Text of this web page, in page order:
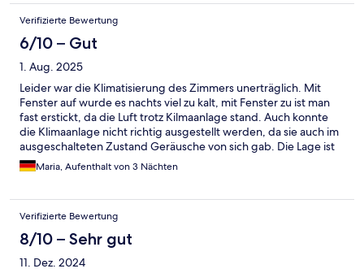
machen. Das Frühstück im Nor’ Loft war ein Highlight – frisch,
abwechslungsreich und mit einem Panoramablick, der den Tag
perfekt startet. Auch abends lohnt sich ein Besuch der Rooftop-
Bar, ideal für einen Drink über den Dächern von Edinburgh. Die
Lage ist unschlagbar: direkt am Bahnhof Waverley, nur wenige
Schritte von der Royal Mile, Princes Street und vielen
Sehenswürdigkeiten entfernt. Trotzdem war es angenehm
ruhig und erholsam. Kurz gesagt: Das Market Street Hotel
verbindet Stil, Komfort und herausragenden Service zu einem
Erlebnis, das man so schnell nicht vergisst. Wir kommen definitiv
wieder und können es jedem empfehlen, der Edinburgh auf
besondere Weise erleben möchte.
Verifizierte Bewertung
6/10 – Gut
1. Aug. 2025
Leider war die Klimatisierung des Zimmers unerträglich. Mit
Fenster auf wurde es nachts viel zu kalt, mit Fenster zu ist man
fast erstickt, da die Luft trotz Kilmaanlage stand. Auch konnte
die Klimaanlage nicht richtig ausgestellt werden, da sie auch im
ausgeschalteten Zustand Geräusche von sich gab. Die Lage ist
super, da sowohl Bushaltestelle als auch Bahnstation fast direkt
vor der Tür sind. Auch zur Princes‘ Street, did für viele das
Maria, Aufenthalt von 3 Nächten
Verifizierte Bewertung
8/10 – Sehr gut
11. Dez. 2024